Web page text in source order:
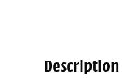
Description